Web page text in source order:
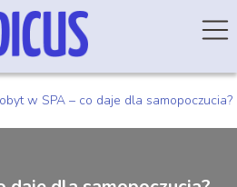
w SPA – co daje dla samopoczucia?